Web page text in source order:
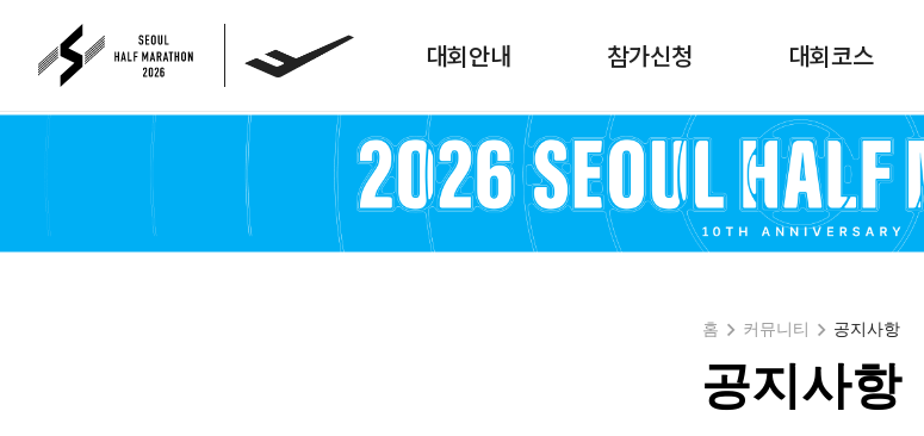
대회안내 참가신청 대회코스
홈 커뮤니티 공지사항
공지사항